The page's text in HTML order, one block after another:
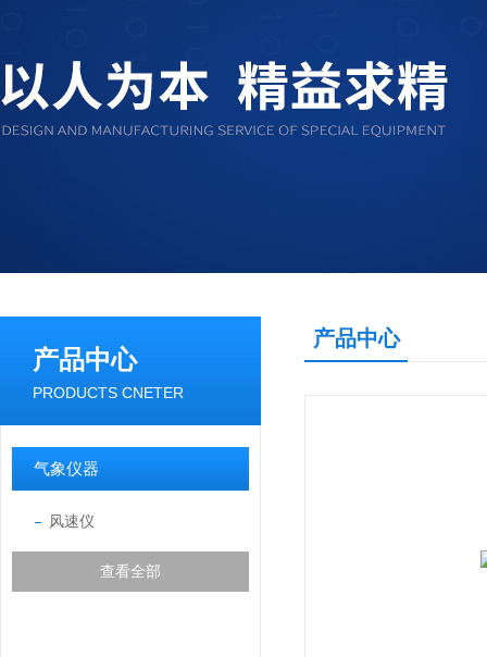
产品中心
PRODUCTS CNETER
气象仪器
风速仪
查看全部
产品中心